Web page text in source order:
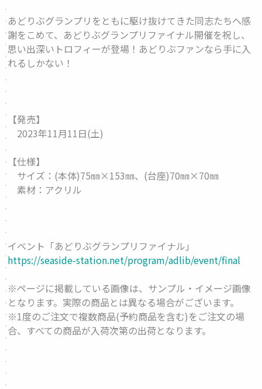
あどりぶグランプリをともに駆け抜けてきた同志たちへ感
謝をこめて、あどりぶグランプリファイナル開催を祝し、
思い出深いトロフィーが登場！あどりぶファンなら手に入
れるしかない！
【発売】
2023年11月11日(土)
【仕様】
サイズ：(本体)75㎜×153㎜、(台座)70㎜×70㎜
素材：アクリル
イベント「あどりぶグランプリファイナル」
https://seaside-station.net/program/adlib/event/final
※ページに掲載している画像は、サンプル・イメージ画像
となります。実際の商品とは異なる場合がございます。
※1度のご注文で複数商品(予約商品を含む)をご注文の場
合、すべての商品が入荷次第の出荷となります。